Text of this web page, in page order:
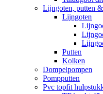
Lijngoten, putten
Lijngoten
Putten
Kolken
Dompelpompen
Pompputten
Pvc topfit